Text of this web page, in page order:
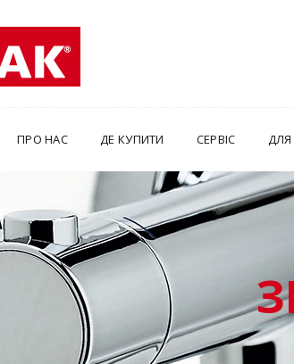
ПРО НАС ДЕ КУПИТИ СЕРВІС ДЛЯ